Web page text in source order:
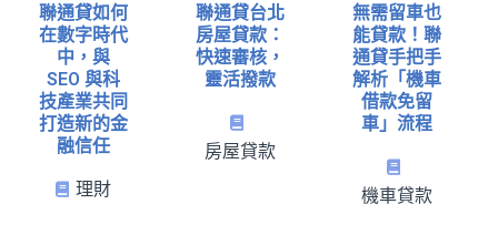
聯通貸如何
在數字時代
中，與
SEO 與科
技產業共同
打造新的金
融信任
理財
聯通貸台北
房屋貸款：
快速審核，
靈活撥款
房屋貸款
無需留車也
能貸款！聯
通貸手把手
解析「機車
借款免留
車」流程
機車貸款